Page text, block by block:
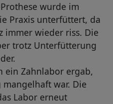
wurde im
Praxis unterfüttert, da
immer wieder riss. Die
trotz Unterfütterung
ein Zahnlabor ergab,
war. Die
Labor erneut